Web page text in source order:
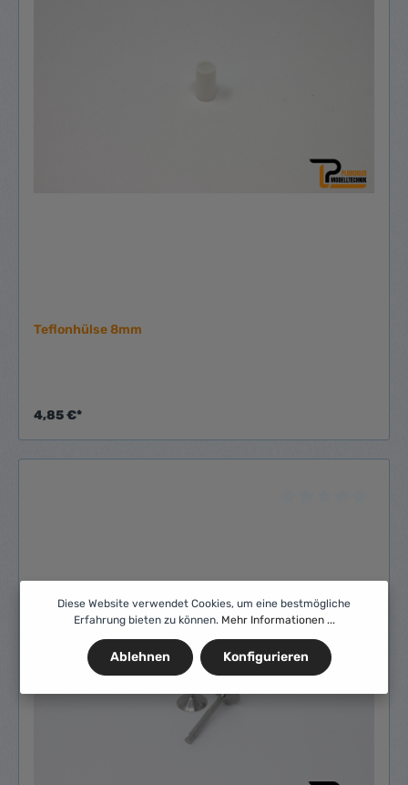
Teflonhülse 8mm
4,85 €*
Diese Website verwendet Cookies, um eine bestmögliche
Erfahrung bieten zu können. Mehr Informationen ...
Ablehnen Konfigurieren